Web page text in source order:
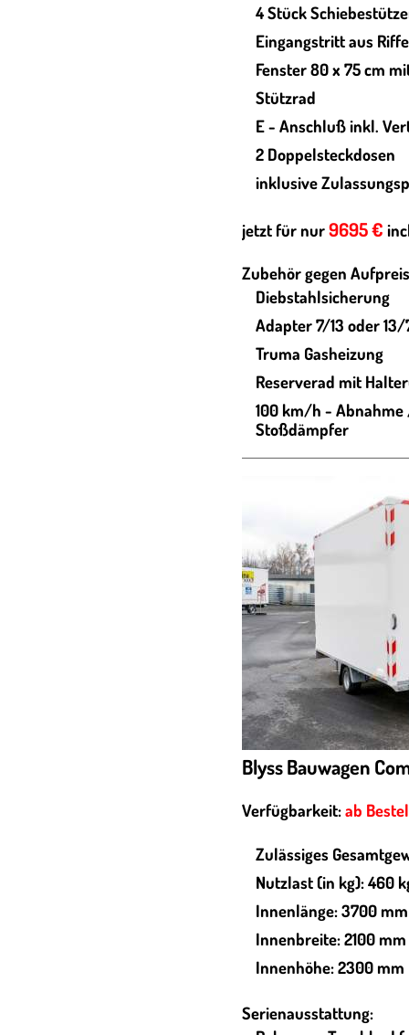
4 Stück
Eingangstritt aus
Fenster 80 x 75 cm
Stützrad
E - Anschluß inkl.
2 Doppelsteckdosen
inklusive
jetzt für nur9695 €
Zubehör gegen
Diebstahlsicherung
Adapter 7/13 oder 13/
Truma Gasheizung
Reserverad mit
100 km/h - Abnahme
Stoßdämpfer
Blyss Bauwagen
Verfügbarkeit:ab
Zulässiges
Nutzlast (in kg): 460
Innenlänge: 3700 mm
Innenbreite: 2100 mm
Innenhöhe: 2300 mm
Serienausstattung: